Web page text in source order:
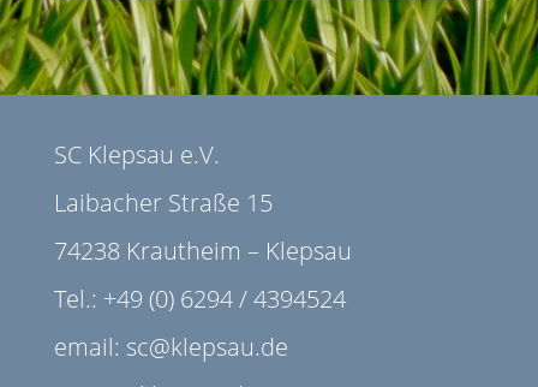
SC Klepsau e.V.
Laibacher Straße 15
74238 Krautheim – Klepsau
Tel.: +49 (0) 6294 / 4394524
email: sc@klepsau.de